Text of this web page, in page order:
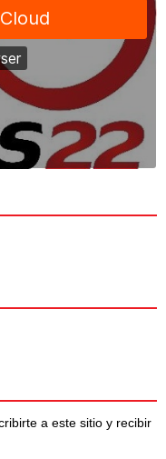
a este sitio y recibir